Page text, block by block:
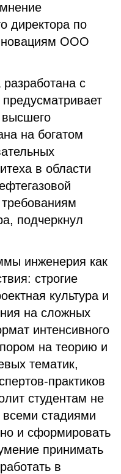
директора по
новациям ООО
с
на богатом
в области
подчеркнул
инженерия как
строгие
культура и
на сложных
интенсивного
на теорию и
тематик,
практиков
студентам не
всеми стадиями
но и сформировать
принимать
в